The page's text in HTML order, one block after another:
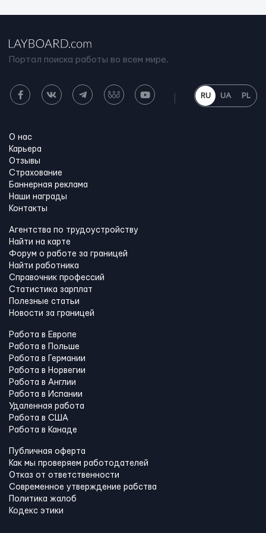
Портал поиска работы во всем мире.
RU UA PL
О нас
Карьера
Отзывы
Страхование
Баннерная реклама
Наши награды
Контакты
Агентства по трудоустройству
Найти на карте
Форум о работе за границей
Найти работника
Справочник профессий
Статистика зарплат
Полезные статьи
Новости за границей
Работа в Европе
Работа в Польше
Работа в Германии
Работа в Норвегии
Работа в Англии
Работа в Испании
Удаленная работа
Работа в США
Работа в Канадe
Публичная оферта
Как мы проверяем работодателей
Отказ от ответственности
Современное утверждение рабства
Политика жалоб
Кодекс этики